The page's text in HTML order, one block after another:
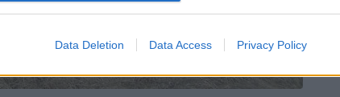
Data Deletion Data Access Privacy Policy